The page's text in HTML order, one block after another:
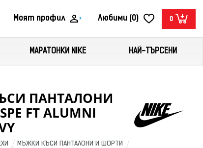
Моят профил Любими (0) 0
МАРАТОНКИ NIKE НАЙ-ТЪРСЕНИ
ПАНТАЛОНИ
FT ALUMNI
МЪЖКИ КЪСИ ПАНТАЛОНИ И ШОРТИ